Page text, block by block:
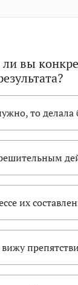
вы
то делала
их